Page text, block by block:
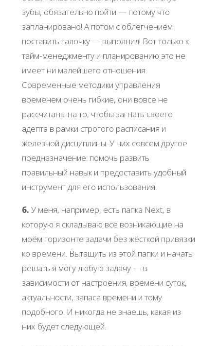
зубы, обязательно пойти — потому что
запланировано! А потом с облегчением
поставить галочку — выполнил! Вот только к
тайм-менеджменту и планированию это не
имеет ни малейшего отношения.
Современные методики управления
временем очень гибкие, они вовсе не
рассчитаны на то, чтобы загнать своего
адепта в рамки строгого расписания и
железной дисциплины. У них совсем другое
предназначение: помочь развить
правильный навык и предоставить удобный
инструмент для его использования.
6. У меня, например, есть папка Next, в
которую я складываю все возникающие на
моём горизонте задачи без жёсткой привязки
ко времени. Вытащить из этой папки и начать
решать я могу любую задачу — в
зависимости от настроения, времени суток,
актуальности, запаса времени и тому
подобного. И никогда не знаешь, какая из
них будет следующей.